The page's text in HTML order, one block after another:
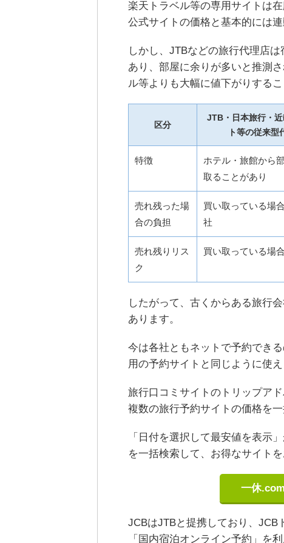
楽天トラベル等の専用サイトは
公式サイトの価格と基本的には
しかし、JTBなどの旅行代理店
あり、部屋に余りが多いと推測
ル等よりも大幅に値下がりするこ
区分
JTB・日本旅行・
ト等の従来型
特徴
ホテル・旅館から
取ることがあり
売れ残った場
合の負担
買い取っている場
社
売れ残りリス
ク
買い取っている場
したがって、古くからある旅行
あります。
今は各社ともネットで予約でき
用の予約サイトと同じように使え
旅行口コミサイトのトリップア
複数の旅行予約サイトの価格を
「日付を選択して最安値を表示
を一括検索して、お得なサイト
一休.com
JCBはJTBと提携しており、JCB
「国内宿泊オンライン予約」を利